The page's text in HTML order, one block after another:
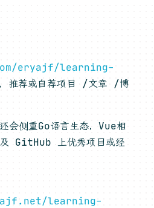
eryajf/learning-
window)
推荐或自荐项目 /文章 /博
会侧重Go语言生态，Vue相
及 GitHub 上优秀项目或经
learning-